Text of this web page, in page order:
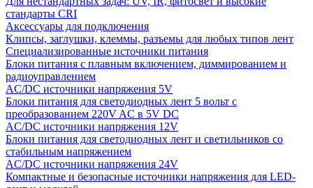
стандарты CRI
Аксессуары для подключения
Клипсы, заглушки, клеммы, разъемы для любых типов лент
Специализированные источники питания
Блоки питания с плавным включением, диммированием и
радиоуправлением
AC/DC источники напряжения 5V
Блоки питания для светодиодных лент 5 вольт с
преобразованием 220V AC в 5V DC
AC/DC источники напряжения 12V
Блоки питания для светодиодных лент и светильников со
стабильным напряжением
AC/DC источники напряжения 24V
Компактные и безопасные источники напряжения для LED-